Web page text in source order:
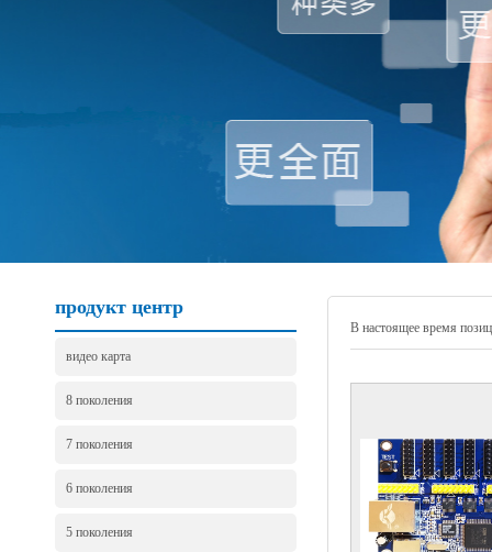
продукт центр
видео карта
8 поколения
7 поколения
6 поколения
5 поколения
В настоящее время